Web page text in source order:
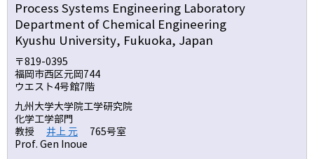
Process Systems Engineering Laboratory
Department of Chemical Engineering
Kyushu University, Fukuoka, Japan
〒819-0395
福岡市西区元岡744
ウエスト4号館7階
九州大学大学院工学研究院
化学工学部門
教授 井上 元 765号室
Prof. Gen Inoue